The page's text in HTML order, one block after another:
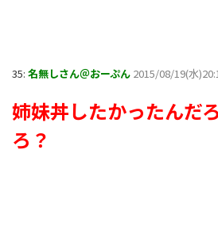
35: 名無しさん＠おーぷん 2015/08/19(水
姉妹丼したかったんだ
ろ？